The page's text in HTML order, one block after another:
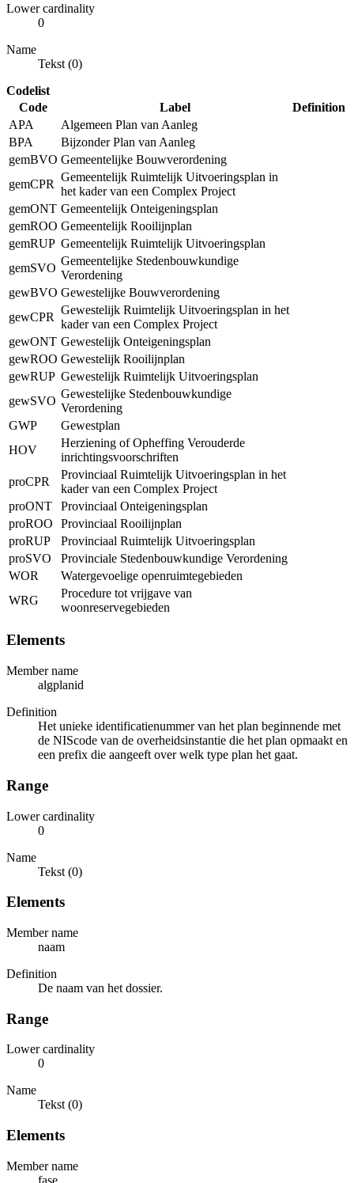
Lower cardinality
0
Name
Tekst (0)
Codelist
Code
Label
Definition
APA
Algemeen Plan van Aanleg
BPA
Bijzonder Plan van Aanleg
gemBVO Gemeentelijke Bouwverordening
gemCPR
Gemeentelijk Ruimtelijk Uitvoeringsplan in
het kader van een Complex Project
gemONT Gemeentelijk Onteigeningsplan
gemROO Gemeentelijk Rooilijnplan
gemRUP Gemeentelijk Ruimtelijk Uitvoeringsplan
gemSVO
Gemeentelijke Stedenbouwkundige
Verordening
gewBVO Gewestelijke Bouwverordening
gewCPR
Gewestelijk Ruimtelijk Uitvoeringsplan in het
kader van een Complex Project
gewONT Gewestelijk Onteigeningsplan
gewROO Gewestelijk Rooilijnplan
gewRUP Gewestelijk Ruimtelijk Uitvoeringsplan
gewSVO
Gewestelijke Stedenbouwkundige
Verordening
GWP
Gewestplan
HOV
Herziening of Opheffing Verouderde
inrichtingsvoorschriften
proCPR
Provinciaal Ruimtelijk Uitvoeringsplan in het
kader van een Complex Project
proONT
Provinciaal Onteigeningsplan
proROO
Provinciaal Rooilijnplan
proRUP
Provinciaal Ruimtelijk Uitvoeringsplan
proSVO
Provinciale Stedenbouwkundige Verordening
WOR
Watergevoelige openruimtegebieden
WRG
Procedure tot vrijgave van
woonreservegebieden
Elements
Member name
algplanid
Definition
Het unieke identificatienummer van het plan beginnende met
de NIScode van de overheidsinstantie die het plan opmaakt en
een prefix die aangeeft over welk type plan het gaat.
Range
Lower cardinality
0
Name
Tekst (0)
Elements
Member name
naam
Definition
De naam van het dossier.
Range
Lower cardinality
0
Name
Tekst (0)
Elements
Member name
fase